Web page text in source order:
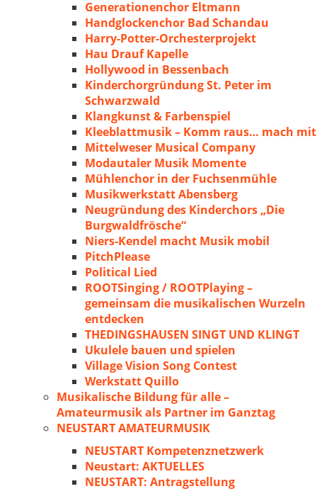
Generationenchor Eltmann
Handglockenchor Bad Schandau
Harry-Potter-Orchesterprojekt
Hau Drauf Kapelle
Hollywood in Bessenbach
Kinderchorgründung St. Peter im
Schwarzwald
Klangkunst & Farbenspiel
Kleeblattmusik – Komm raus… mach mit
Mittelweser Musical Company
Modautaler Musik Momente
Mühlenchor in der Fuchsenmühle
Musikwerkstatt Abensberg
Neugründung des Kinderchors „Die
Burgwaldfrösche“
Niers-Kendel macht Musik mobil
PitchPlease
Political Lied
ROOTSinging / ROOTPlaying –
gemeinsam die musikalischen Wurzeln
entdecken
THEDINGSHAUSEN SINGT UND KLINGT
Ukulele bauen und spielen
Village Vision Song Contest
Werkstatt Quillo
Musikalische Bildung für alle –
Amateurmusik als Partner im Ganztag
NEUSTART AMATEURMUSIK
NEUSTART Kompetenznetzwerk
Neustart: AKTUELLES
NEUSTART: Antragstellung